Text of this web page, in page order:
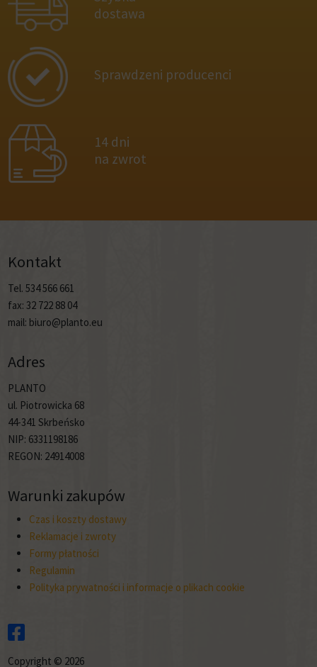
dostawa
Sprawdzeni producenci
14 dni
na zwrot
Kontakt
Tel. 534 566 661
fax: 32 722 88 04
mail: biuro@planto.eu
Adres
PLANTO
ul. Piotrowicka 68
44-341 Skrbeńsko
NIP: 6331198186
REGON: 24914008
Warunki zakupów
Czas i koszty dostawy
Reklamacje i zwroty
Formy płatności
Regulamin
Polityka prywatności i informacje o plikach cookie
Copyright © 2026